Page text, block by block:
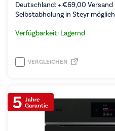
Deutschland: +€69,00 Versand
Selbstabholung in Steyr möglich
Verfügbarkeit: Lagernd
VERGLEICHEN